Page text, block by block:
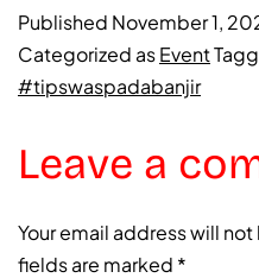
Published November 1,
Categorized asEvent
#tipswaspadabanjir
Leave a
Your email address will
fields are marked *